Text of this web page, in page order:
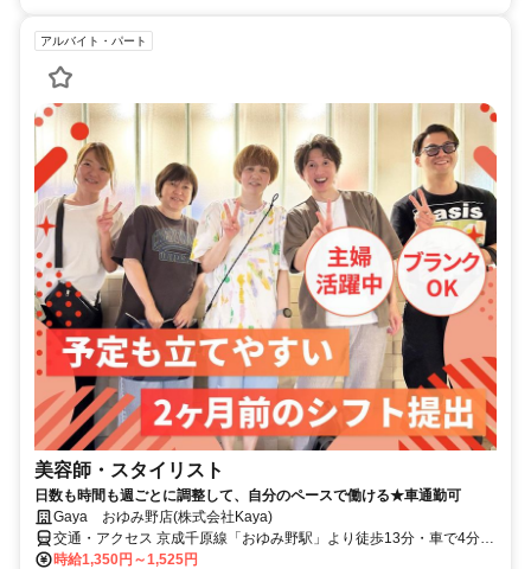
アルバイト・パート
美容師・スタイリスト
日数も時間も週ごとに調整して、自分のペースで働ける★車通勤可
Gaya おゆみ野店(株式会社Kaya)
交通・アクセス 京成千原線「おゆみ野駅」より徒歩13分・車で4分、
JR内房線「浜野駅」より車で12分
時給1,350円～1,525円